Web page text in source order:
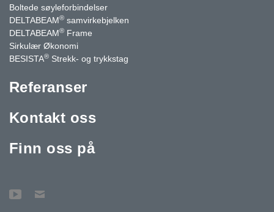
Boltede søyleforbindelser
DELTABEAM® samvirkebjelken
DELTABEAM® Frame
Sirkulær Økonomi
BESISTA® Strekk- og trykkstag
Referanser
Kontakt oss
Finn oss på